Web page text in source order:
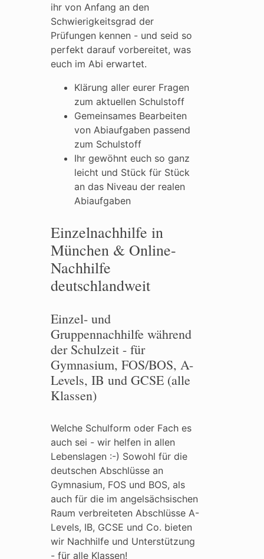
ihr von Anfang an den
Schwierigkeitsgrad der
Prüfungen kennen - und seid so
perfekt darauf vorbereitet, was
euch im Abi erwartet.
Klärung aller eurer Fragen
zum aktuellen Schulstoff
Gemeinsames Bearbeiten
von Abiaufgaben passend
zum Schulstoff
Ihr gewöhnt euch so ganz
leicht und Stück für Stück
an das Niveau der realen
Abiaufgaben
Einzelnachhilfe in
München & Online-
Nachhilfe
deutschlandweit
Einzel- und
Gruppennachhilfe während
der Schulzeit - für
Gymnasium, FOS/BOS, A-
Levels, IB und GCSE (alle
Klassen)
Welche Schulform oder Fach es
auch sei - wir helfen in allen
Lebenslagen :-) Sowohl für die
deutschen Abschlüsse an
Gymnasium, FOS und BOS, als
auch für die im angelsächsischen
Raum verbreiteten Abschlüsse A-
Levels, IB, GCSE und Co. bieten
wir Nachhilfe und Unterstützung
- für alle Klassen!